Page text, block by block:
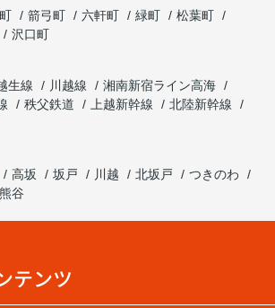
箭弓町 六軒町 緑町
松葉町
沢口町
生線 川越線
湘南新宿ライン高海
秩父鉄道 上越新幹線
北陸新幹線
高坂 坂戸 川越 北坂戸
つきのわ
熊谷
テンツ